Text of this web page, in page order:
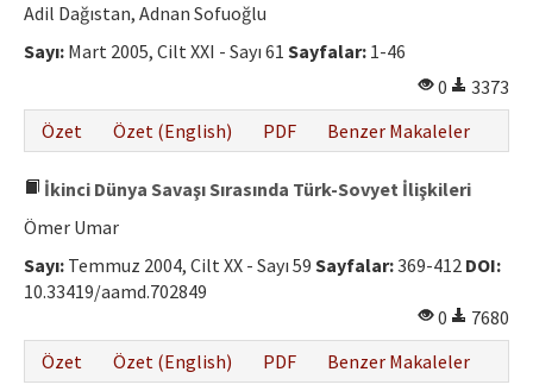
Adil Dağıstan, Adnan Sofuoğlu
Sayı: Mart 2005, Cilt XXI - Sayı 61 Sayfalar: 1-46
0
3373
Özet
Özet (English) PDF Benzer Makaleler
İkinci Dünya Savaşı Sırasında Türk-Sovyet İlişkileri
Ömer Umar
Sayı: Temmuz 2004, Cilt XX - Sayı 59 Sayfalar:369-412 DOI:
10.33419/aamd.702849
0
7680
Özet
Özet (English) PDF Benzer Makaleler